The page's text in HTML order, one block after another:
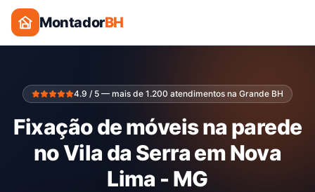
MontadorBH
4.9 / 5 — mais de 1.200 atendimentos na Grande BH
Fixação de móveis na parede
no Vila da Serra em Nova
Lima - MG